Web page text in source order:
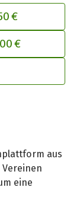
€
€
aus
eine